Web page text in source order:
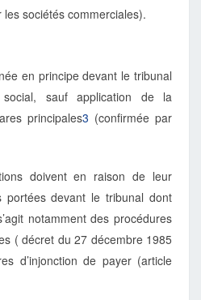
sociétés commerciales).
en principe devant le tribunal
sauf application de la
principales3 (confirmée par
doivent en raison de leur
portées devant le tribunal dont
notamment des procédures
( décret du 27 décembre 1985
d’injonction de payer (article